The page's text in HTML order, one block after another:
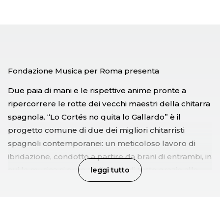
Fondazione Musica per Roma presenta
Due paia di mani e le rispettive anime pronte a
ripercorrere le rotte dei vecchi maestri della chitarra
spagnola. “Lo Cortés no quita lo Gallardo” è il
progetto comune di due dei migliori chitarristi
spagnoli contemporanei: un meticoloso lavoro di
ibridazione, condotto a partire da brani di entrambi, in
cui la musica si erge al di sopra di tutto grazie alla
sintonia tra i due strumentisti. José María Gallardo
leggi tutto